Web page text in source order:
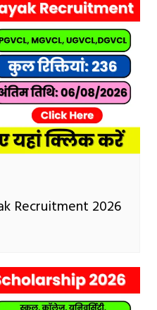
Recruitment 2026